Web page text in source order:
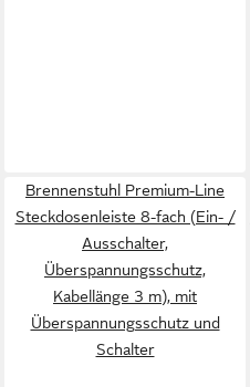
Brennenstuhl Premium-Line
Steckdosenleiste 8-fach (Ein- /
Ausschalter,
Überspannungsschutz,
Kabellänge 3 m), mit
Überspannungsschutz und
Schalter